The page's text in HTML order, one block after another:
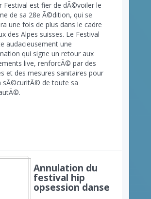
Festival est fier de dÃ©voiler le
de sa 28e Ã©dition, qui se
une fois de plus dans le cadre
des Alpes suisses. Le Festival
audacieusement une
qui signe un retour aux
live, renforcÃ© par des
et des mesures sanitaires pour
sÃ©curitÃ© de toute sa
Annulation du
festival hip
opsession danse